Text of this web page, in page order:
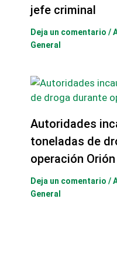
jefe criminal
Deja un comentario /
General
Autoridades
toneladas de
operación Orión
Deja un comentario /
General